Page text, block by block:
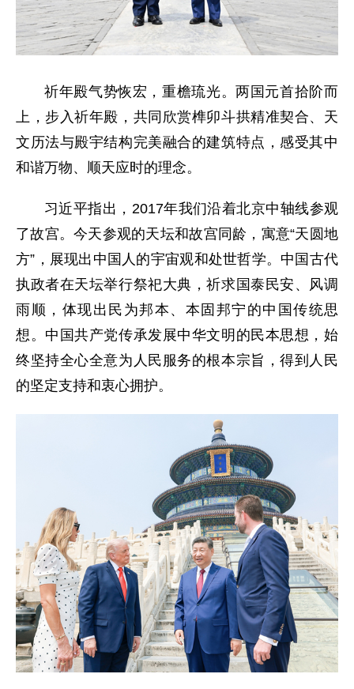
祈年殿气势恢宏，重檐琉光。两国元首拾阶而
上，步入祈年殿，共同欣赏榫卯斗拱精准契合、天
文历法与殿宇结构完美融合的建筑特点，感受其中
和谐万物、顺天应时的理念。
习近平指出，2017年我们沿着北京中轴线参观
了故宫。今天参观的天坛和故宫同龄，寓意“天圆地
方”，展现出中国人的宇宙观和处世哲学。中国古代
执政者在天坛举行祭祀大典，祈求国泰民安、风调
雨顺，体现出民为邦本、本固邦宁的中国传统思
想。中国共产党传承发展中华文明的民本思想，始
终坚持全心全意为人民服务的根本宗旨，得到人民
的坚定支持和衷心拥护。